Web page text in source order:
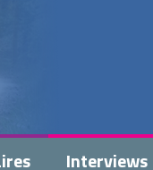
Interviews